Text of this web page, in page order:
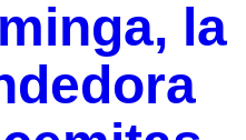
la